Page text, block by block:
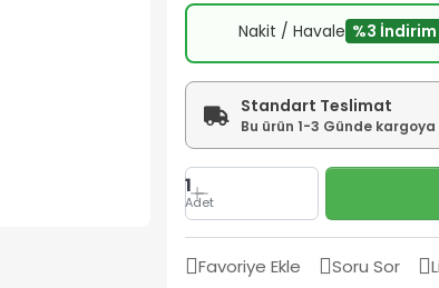
Nakit / Havale %3 İndirim
Standart Teslimat
Bu ürün 1-3 Günde
1
Adet
Favoriye Ekle Soru Sor